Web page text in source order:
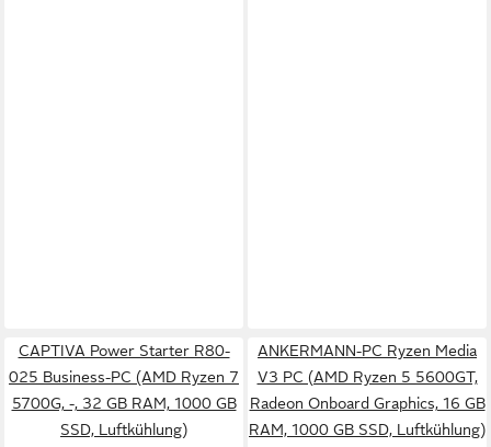
CAPTIVA Power Starter R80-
025 Business-PC (AMD Ryzen 7
5700G, -, 32 GB RAM, 1000 GB
SSD, Luftkühlung)
ANKERMANN-PC Ryzen Media
V3 PC (AMD Ryzen 5 5600GT,
Radeon Onboard Graphics, 16 GB
RAM, 1000 GB SSD, Luftkühlung)